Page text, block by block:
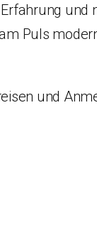
Erfahrung
Puls
und